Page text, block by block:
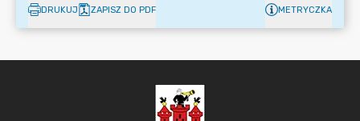
DRUKUJ ZAPISZ DO PDF METRYCZKA